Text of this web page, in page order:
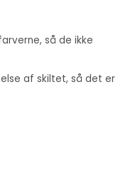
så de ikke
af skiltet, så det er